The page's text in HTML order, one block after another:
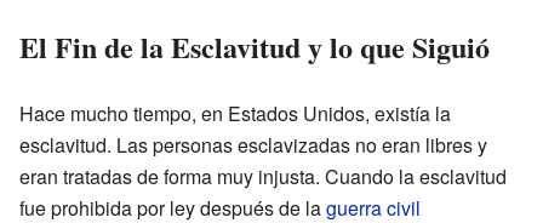
El Fin de la Esclavitud y lo que Siguió
Hace mucho tiempo, en Estados Unidos, existía la
esclavitud. Las personas esclavizadas no eran libres y
eran tratadas de forma muy injusta. Cuando la esclavitud
fue prohibida por ley después de laguerra civil